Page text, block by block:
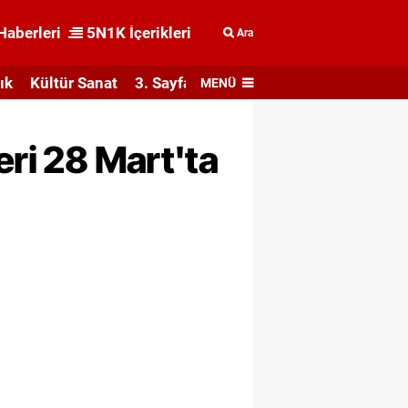
5N1K İçerikleri Ara
Kültür Sanat 3. Sayfa MENÜ
28 Mart'ta